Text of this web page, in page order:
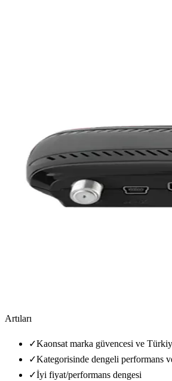
Artıları
✓Kaonsat marka güvencesi ve
✓Kategorisinde dengeli performans
✓İyi fiyat/performans dengesi